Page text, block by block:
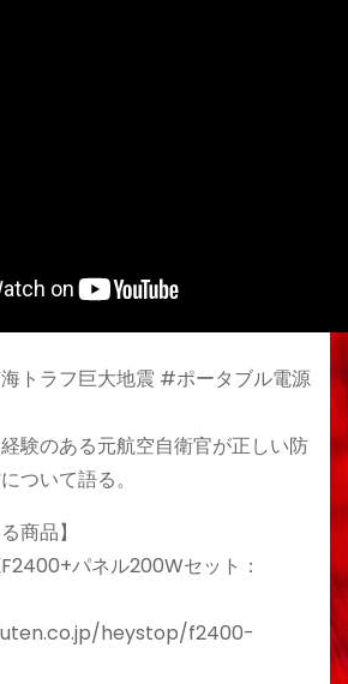
トラフ巨大地震 #ポータブル電源
験のある元航空自衛官が正しい防
ついて語る。
商品】
パネル200Wセット：
heystop/f2400-